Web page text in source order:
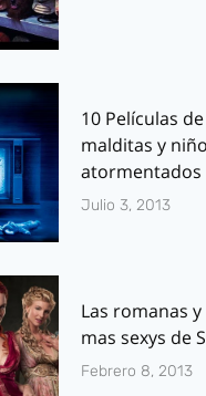
10 Películas
malditas y
atormentados
Julio 3, 2013
Las romanas
mas sexys de
Febrero 8, 2013